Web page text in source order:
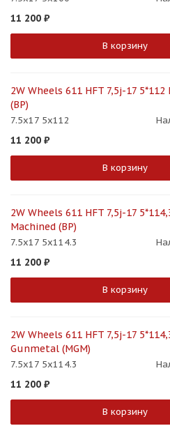
11 200 ₽
В корзину
2W Wheels 611 HFT 7,5j-17
(BP)
7.5x17 5x112
11 200 ₽
В корзину
2W Wheels 611 HFT 7,5j-17
Machined (BP)
7.5x17 5x114.3
11 200 ₽
В корзину
2W Wheels 611 HFT 7,5j-17
Gunmetal (MGM)
7.5x17 5x114.3
11 200 ₽
В корзину